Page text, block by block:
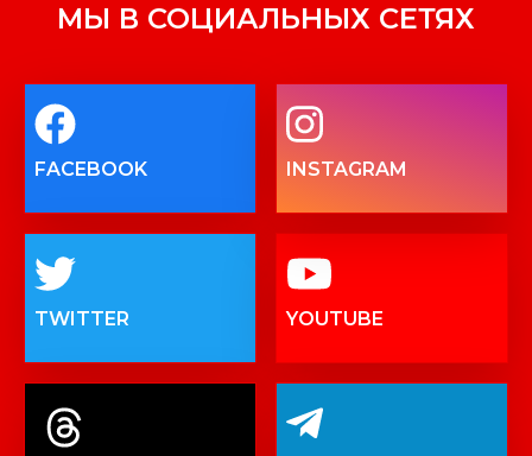
МЫ В СОЦИАЛЬНЫХ СЕТЯХ
FACEBOOK INSTAGRAM
TWITTER YOUTUBE